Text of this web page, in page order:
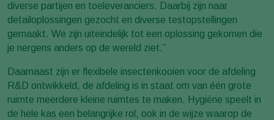
diverse partijen en toeleveranciers. Daarbij zijn naar
detailoplossingen gezocht en diverse testopstellingen
gemaakt. We zijn uiteindelijk tot een oplossing gekomen die
je nergens anders op de wereld ziet.”
Daarnaast zijn er flexibele insectenkooien voor de afdeling
R&D ontwikkeld, de afdeling is in staat om van één grote
ruimte meerdere kleine ruimtes te maken. Hygiëne speelt in
de hele kas een belangrijke rol, ook in de wijze waarop de